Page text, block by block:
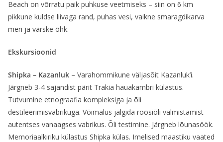
Beach on võrratu paik puhkuse veetmiseks – siin on 6 km
pikkune kuldse liivaga rand, puhas vesi, vaikne smaragdikarva
meri ja värske õhk.
Ekskursioonid
Shipka – Kazanluk – Varahommikune väljasõit Kazanluk’i.
Järgneb 3-4 sajandist pärit Trakia hauakambri külastus.
Tutvumine etnograafia kompleksiga ja õli
destileerimisvabrikuga. Võimalus jälgida roosiõli valmistamist
autentses vanaagses vabrikus. Õli testimine. Järgneb lõunasöök.
Memoriaalkiriku külastus Shipka külas. Imelised maastiku vaated